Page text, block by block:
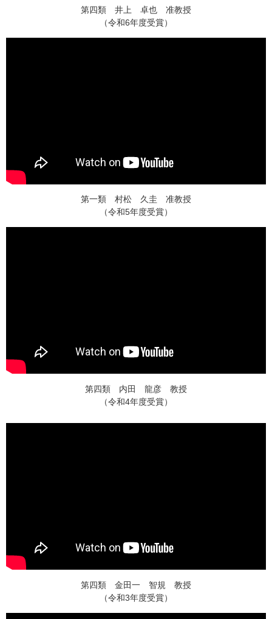
第四類 井上 卓也 准教授
（令和6年度受賞）
第一類 村松 久圭 准教授
（令和5年度受賞）
第四類 内田 龍彦 教授
（令和4年度受賞）
第四類 金田一 智規 教授
（令和3年度受賞）